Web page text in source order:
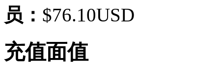
员： $76.10USD
充值面值